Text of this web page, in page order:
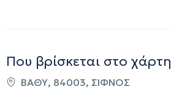
Που βρίσκεται στο χάρτη
ΒΑΘΥ, 84003, ΣΙΦΝΟΣ